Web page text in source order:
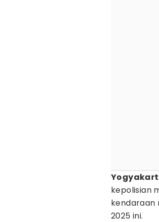
kepolisian
kendaraan
2025 ini.